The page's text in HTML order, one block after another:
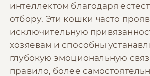
интеллектом благодаря
отбору. Эти кошки часто
исключительную
хозяевам и способны
глубокую эмоциональную
правило, более